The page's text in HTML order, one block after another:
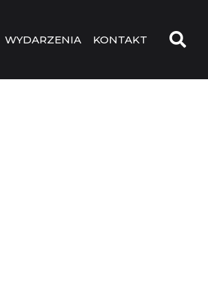
WYDARZENIA KONTAKT